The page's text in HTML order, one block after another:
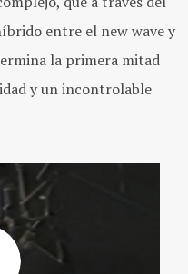
entre el new wave y
la primera mitad
y un incontrolable